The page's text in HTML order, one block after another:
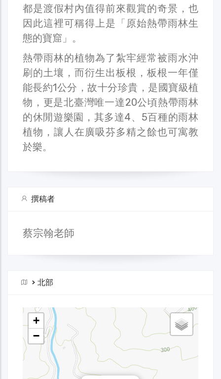
都是渡假村內值得前來觀賞的奇景，也
因此這裡可稱得上是「原始熱帶雨林生
態的寶窟」。
熱帶雨林的植物為了紮牢經常被雨水沖
刷的土壤，而衍生出板根，板根一年僅
能長約1公分，故十分珍貴，是國寶級植
物，更是北臺灣唯一達20公頃熱帶雨林
的休閒遊樂園，其多達4、5百種的雨林
植物，讓人在廣吸芬多精之餘也可寓教
於樂。
撰稿者
蔡宗翰老師
> 北部